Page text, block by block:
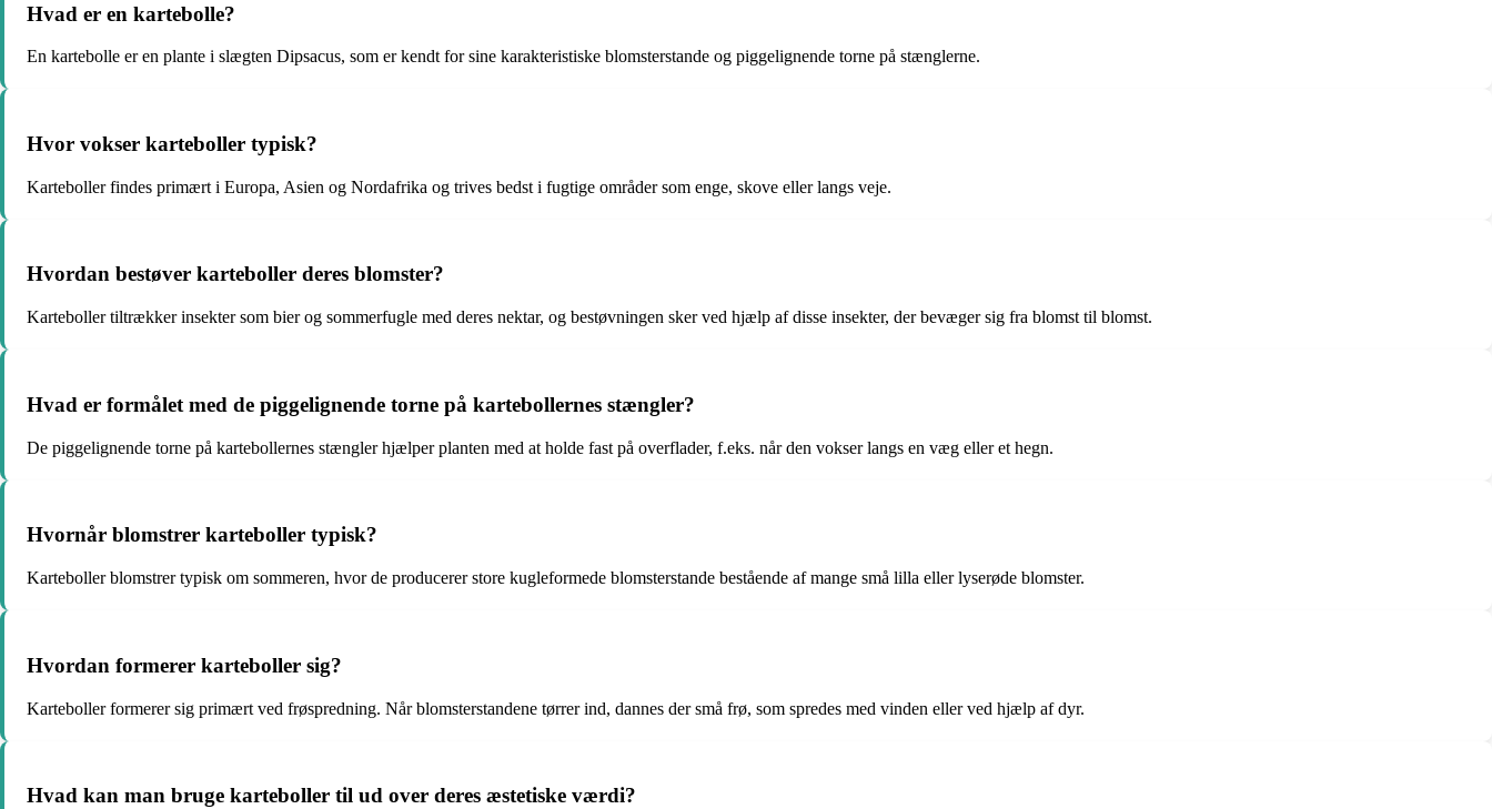
Hvad er en kartebolle?
En kartebolle er en plante i slægten Dipsacus, som er kendt for sine karakteristiske blomsterstande og piggelignende torne på stænglerne.
Hvor vokser karteboller typisk?
Karteboller findes primært i Europa, Asien og Nordafrika og trives bedst i fugtige områder som enge, skove eller langs veje.
Hvordan bestøver karteboller deres blomster?
Karteboller tiltrækker insekter som bier og sommerfugle med deres nektar, og bestøvningen sker ved hjælp af disse insekter, der bevæger sig fra blomst til blomst.
Hvad er formålet med de piggelignende torne på kartebollernes stængler?
De piggelignende torne på kartebollernes stængler hjælper planten med at holde fast på overflader, f.eks. når den vokser langs en væg eller et hegn.
Hvornår blomstrer karteboller typisk?
Karteboller blomstrer typisk om sommeren, hvor de producerer store kugleformede blomsterstande bestående af mange små lilla eller lyserøde blomster.
Hvordan formerer karteboller sig?
Karteboller formerer sig primært ved frøspredning. Når blomsterstandene tørrer ind, dannes der små frø, som spredes med vinden eller ved hjælp af dyr.
Hvad kan man bruge karteboller til ud over deres æstetiske værdi?